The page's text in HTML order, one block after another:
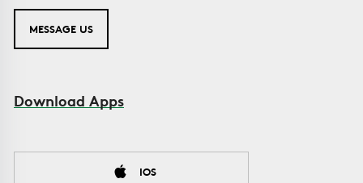
MESSAGE US
Download Apps
IOS